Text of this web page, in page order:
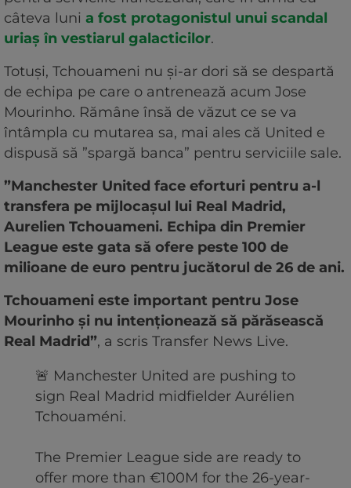
câteva luni a fost protagonistul unui scandal
uriaș în vestiarul galacticilor.
Totuși, Tchouameni nu și-ar dori să se despartă
de echipa pe care o antrenează acum Jose
Mourinho. Rămâne însă de văzut ce se va
întâmpla cu mutarea sa, mai ales că United e
dispusă să ”spargă banca” pentru serviciile sale.
”Manchester United face eforturi pentru a-l
transfera pe mijlocașul lui Real Madrid,
Aurelien Tchouameni. Echipa din Premier
League este gata să ofere peste 100 de
milioane de euro pentru jucătorul de 26 de ani.
Tchouameni este important pentru Jose
Mourinho și nu intenționează să părăsească
Real Madrid”, a scris Transfer News Live.
🚨 Manchester United are pushing to
sign Real Madrid midfielder Aurélien
Tchouaméni.
The Premier League side are ready to
offer more than €100M for the 26-year-